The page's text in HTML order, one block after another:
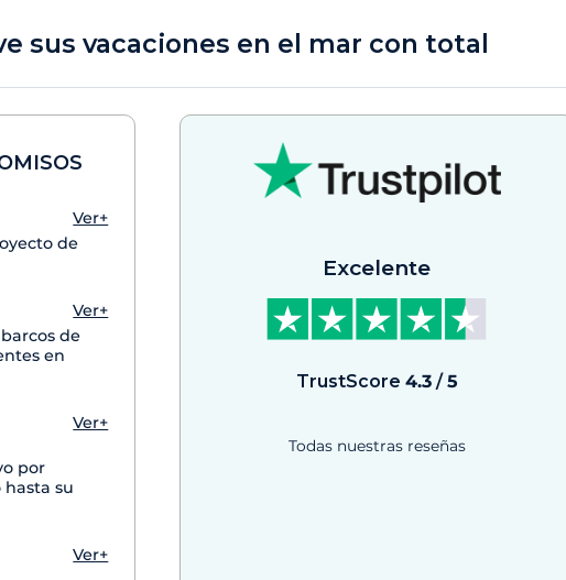
sus vacaciones en el mar con total
Ver+
de
Ver+
de
en
Ver+
por
su
Ver+
Excelente
TrustScore 4.3/5
Todas nuestras reseñas